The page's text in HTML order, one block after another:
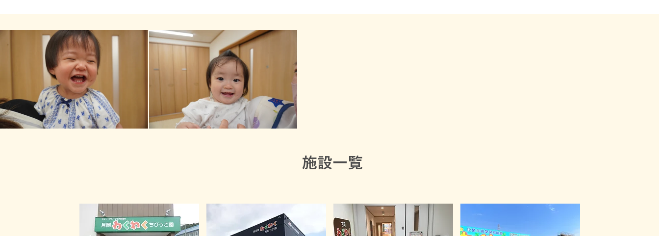
​施設一覧